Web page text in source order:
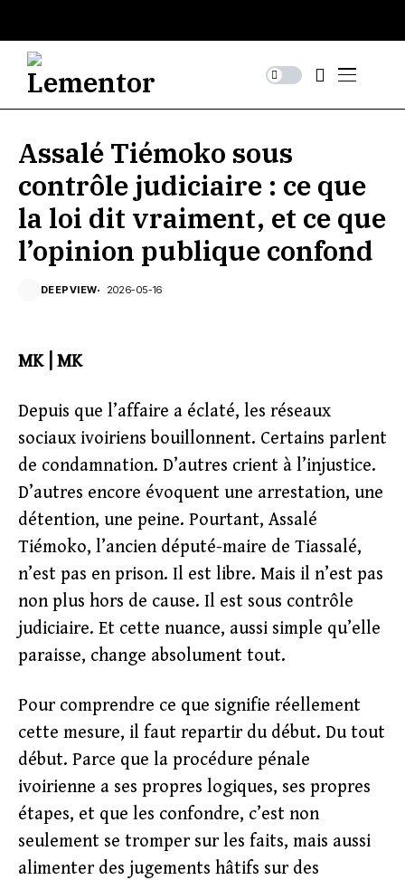
Assalé Tiémoko sous
contrôle judiciaire : ce que
la loi dit vraiment, et ce que
l’opinion publique confond
DEEPVIEW 2026-05-16
MK | MK
Depuis que l’affaire a éclaté, les réseaux
sociaux ivoiriens bouillonnent. Certains parlent
de condamnation. D’autres crient à l’injustice.
D’autres encore évoquent une arrestation, une
détention, une peine. Pourtant, Assalé
Tiémoko, l’ancien député-maire de Tiassalé,
n’est pas en prison. Il est libre. Mais il n’est pas
non plus hors de cause. Il est sous contrôle
judiciaire. Et cette nuance, aussi simple qu’elle
paraisse, change absolument tout.
Pour comprendre ce que signifie réellement
cette mesure, il faut repartir du début. Du tout
début. Parce que la procédure pénale
ivoirienne a ses propres logiques, ses propres
étapes, et que les confondre, c’est non
seulement se tromper sur les faits, mais aussi
alimenter des jugements hâtifs sur des